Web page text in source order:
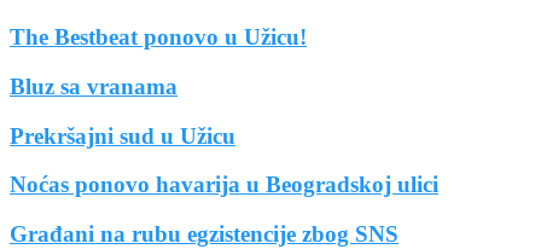
The Bestbeat ponovo u Užicu!
Bluz sa vranama
Prekršajni sud u Užicu
Noćas ponovo havarija u Beogradskoj ulici
Građani na rubu egzistencije zbog SNS